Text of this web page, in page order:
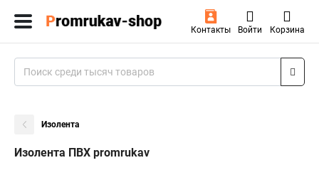
Контакты Войти Корзина
Изолента
Изолента ПВХ promrukav